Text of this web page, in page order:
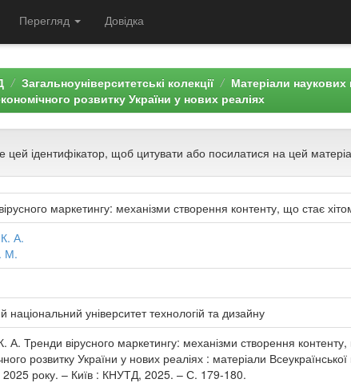
Перегляд Довідка
Загальноуніверситетські колекції Матеріали
розвитку України у нових реаліях
цей ідентифікатор, щоб цитувати або посилатися на цей
маркетингу: механізми створення контенту, що стає
А.
М.
національний університет технологій та дизайну
А. Тренди вірусного маркетингу: механізми створення
розвитку України у нових реаліях : матеріали
2025 року. – Київ : КНУТД, 2025. – С. 179-180.